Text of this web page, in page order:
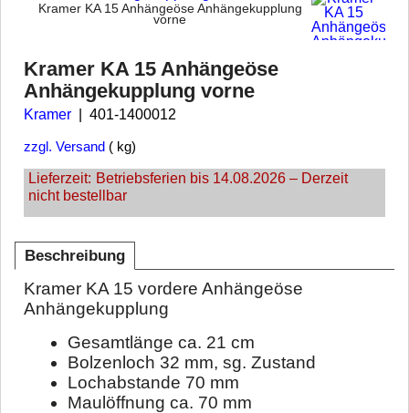
Kramer KA 15 Anhängeöse Anhängekupplung
vorne
Kramer KA 15 Anhängeöse
Anhängekupplung vorne
Kramer 401-1400012
zzgl. Versand kg
Lieferzeit: Betriebsferien bis 14.08.2026 – Derzeit
nicht bestellbar
Beschreibung
Kramer KA 15 vordere Anhängeöse
Anhängekupplung
Gesamtlänge ca. 21 cm
Bolzenloch 32 mm, sg. Zustand
Lochabstande 70 mm
Maulöffnung ca. 70 mm